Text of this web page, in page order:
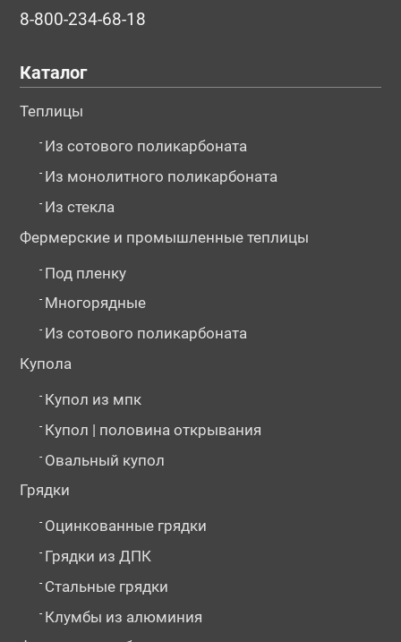
8-800-234-68-18
Каталог
Теплицы
- Из сотового поликарбоната
- Из монолитного поликарбоната
- Из стекла
Фермерские и промышленные теплицы
- Под пленку
- Многорядные
- Из сотового поликарбоната
Купола
- Купол из мпк
- Купол | половина открывания
- Овальный купол
Грядки
- Оцинкованные грядки
- Грядки из ДПК
- Стальные грядки
- Клумбы из алюминия